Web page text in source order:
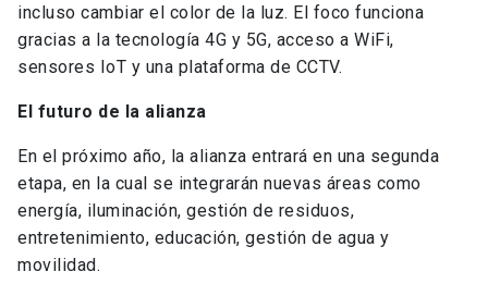
incluso cambiar el color de la luz. El foco funciona
gracias a la tecnología 4G y 5G, acceso a WiFi,
sensores IoT y una plataforma de CCTV.
El futuro de la alianza
En el próximo año, la alianza entrará en una segunda
etapa, en la cual se integrarán nuevas áreas como
energía, iluminación, gestión de residuos,
entretenimiento, educación, gestión de agua y
movilidad.